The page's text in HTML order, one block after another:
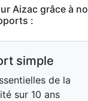
Aizac grâce à
:
simple
de la
sur 10 ans